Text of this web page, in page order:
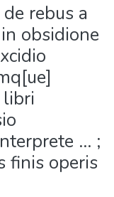
rebus a
obsidione
... ;
finis operis